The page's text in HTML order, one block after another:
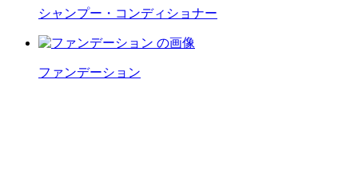
シャンプー・コンディショナー
ファンデーション